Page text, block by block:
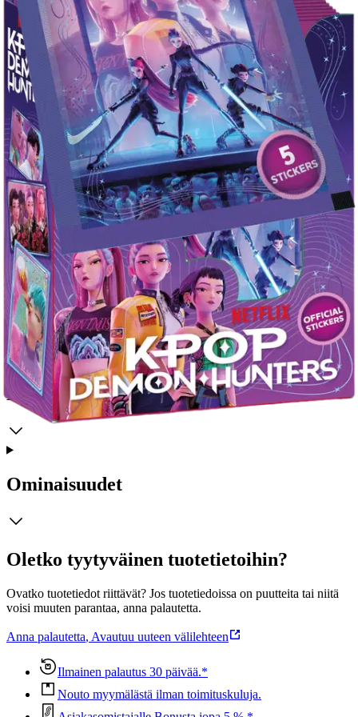
Postin pakettiautomaattiin tai
palvelupisteeseen!
Etu ei koske Suuri‑lisäpalvelulla toimitettavia tuotteita.
Tarkista myymäläsaatavuus
Tuotekuvaus
KPop Demon Hunters tarrapakkaus, sisältää 5 tarraa. Erilaisia.
HUOM! Hintaan sisältyy vain yksi tuote. Verkkokaupasta
ostettaessa tuotteen mallia tai väriä ei voi valita.
Lisätietoja
Ominaisuudet
Oletko tyytyväinen tuotetietoihin?
Ovatko tuotetiedot riittävät? Jos tuotetiedoissa on puutteita tai niitä
voisi muuten parantaa, anna palautetta.
Anna palautetta, Avautuu uuteen välilehteen
Ilmainen palautus 30 päivää.*
Nouto myymälästä ilman toimituskuluja.